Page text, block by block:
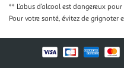
** L’abus d’alcool est dangereux
Pour votre santé, évitez de grignoter